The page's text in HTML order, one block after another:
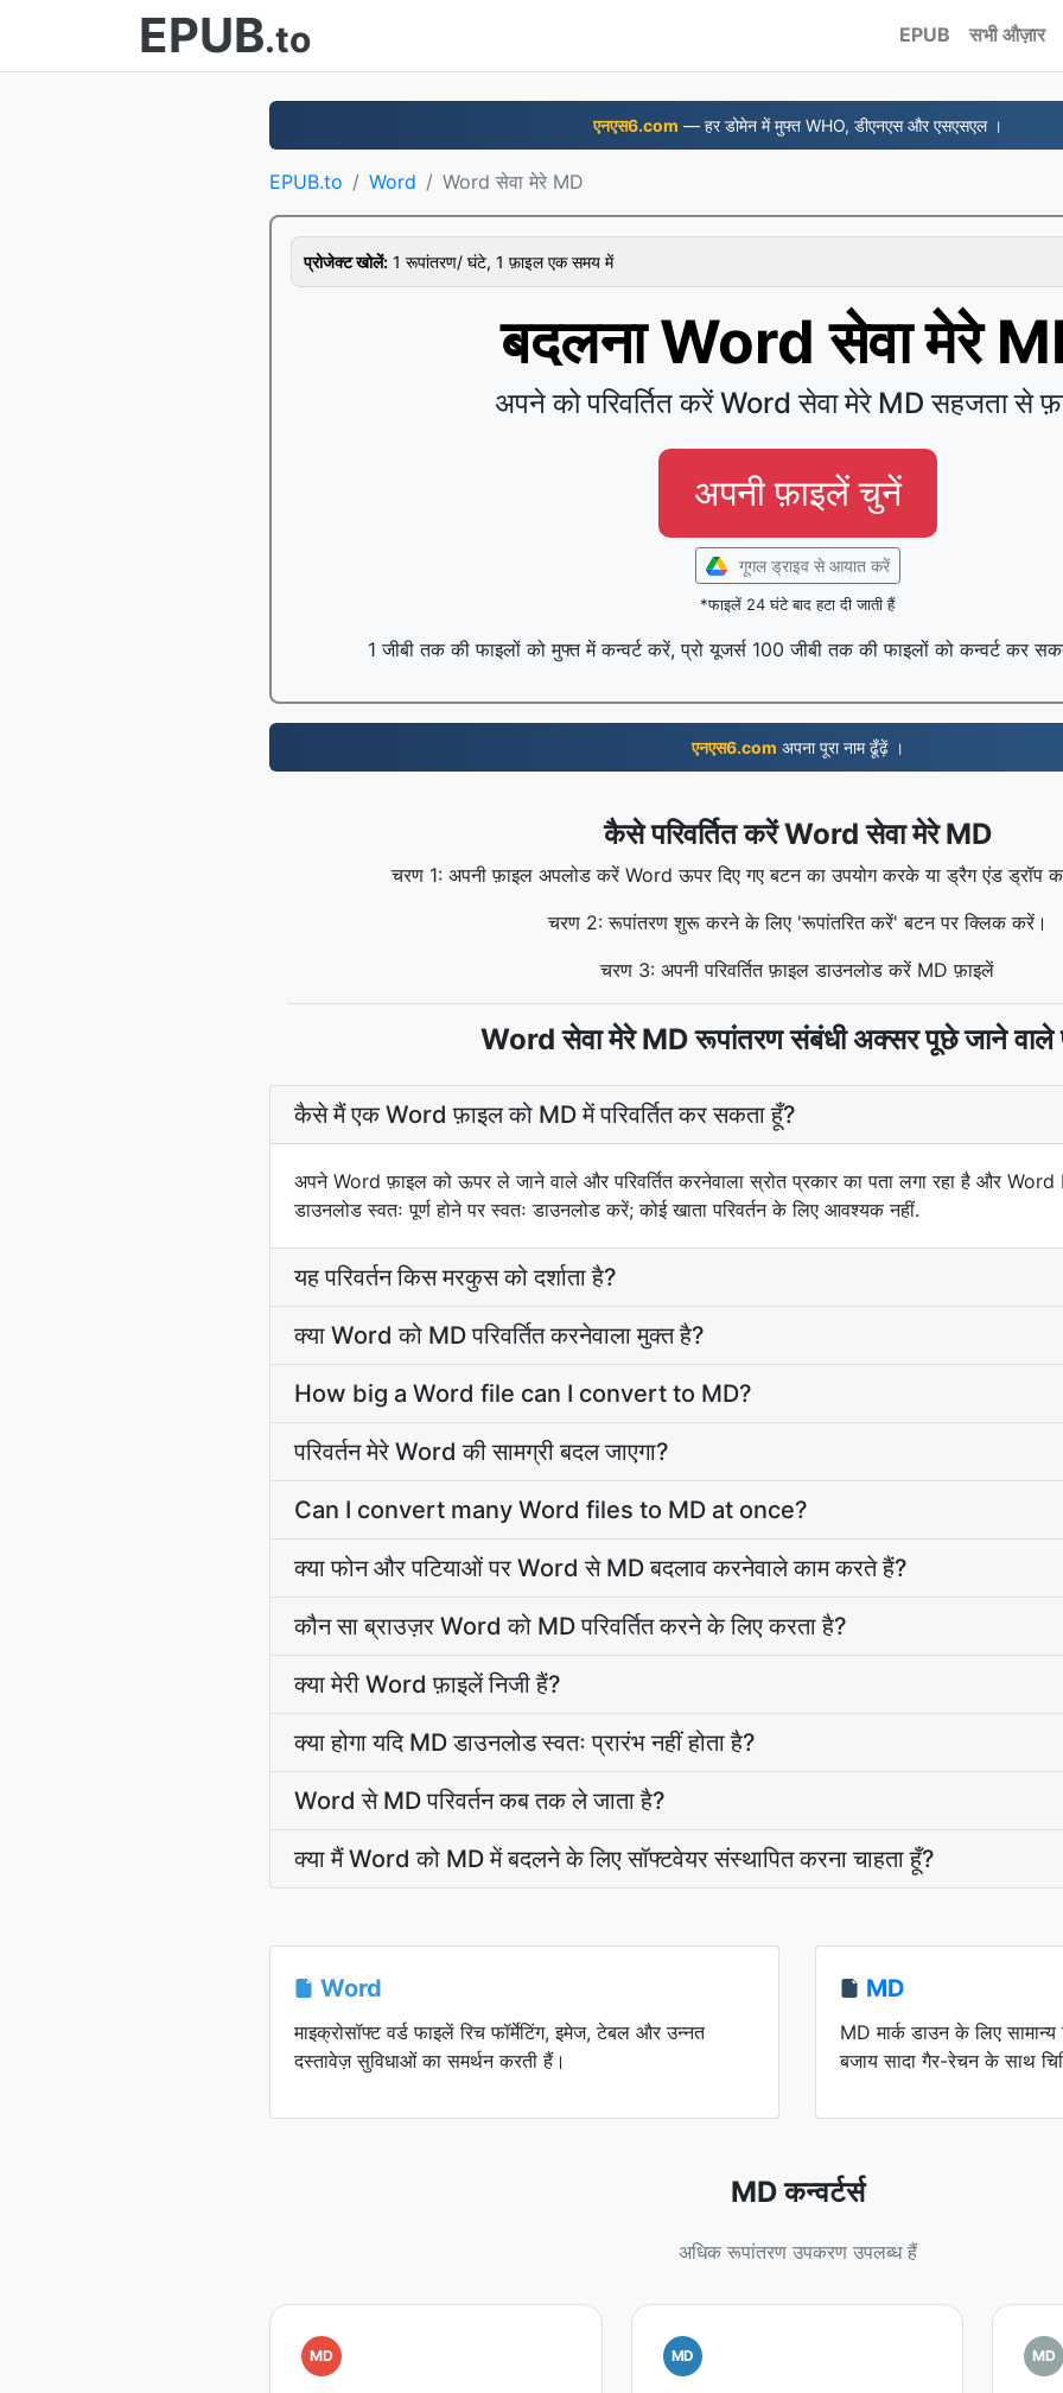
EPUB.to EPUB सभी औज़ार
एनएस6.com — हर डोमेन में मुफ्त WHO, डीएनएस और एसएसएल ।
EPUB.to Word Word सेवा मेरे MD
प्रोजेक्ट खोलें: 1 रूपांतरण/ घंटे, 1 फ़ाइल एक समय में
बदलना Word सेवा मेरे
अपने को परिवर्तित करें Word सेवा मेरे MD सहजता से
अपनी फ़ाइलें चुनें
गूगल ड्राइव से आयात करें
*फाइलें 24 घंटे बाद हटा दी जाती हैं
1 जीबी तक की फाइलों को मुफ्त में कन्वर्ट करें, प्रो यूजर्स 100 जीबी तक की फाइलों को कन्वर्ट कर
एनएस6.com अपना पूरा नाम ढूँढ़ें ।
कैसे परिवर्तित करें Word सेवा मेरे MD
चरण 1: अपनी फ़ाइल अपलोड करें Word ऊपर दिए गए बटन का उपयोग करके या ड्रैग एंड ड्रॉप
चरण 2: रूपांतरण शुरू करने के लिए 'रूपांतरित करें' बटन पर क्लिक करें।
चरण 3: अपनी परिवर्तित फ़ाइल डाउनलोड करें MD फ़ाइलें
Word सेवा मेरे MD रूपांतरण संबंधी अक्सर पूछे जाने वाले
कैसे मैं एक Word फ़ाइल को MD में परिवर्तित कर सकता हूँ?
अपने Word फ़ाइल को ऊपर ले जाने वाले और परिवर्तित करनेवाला स्रोत प्रकार का पता लगा रहा है और Word
डाउनलोड स्वतः पूर्ण होने पर स्वतः डाउनलोड करें; कोई खाता परिवर्तन के लिए आवश्यक नहीं.
यह परिवर्तन किस मरकुस को दर्शाता है?
क्या Word को MD परिवर्तित करनेवाला मुक्त है?
How big a Word file can I convert to MD?
परिवर्तन मेरे Word की सामग्री बदल जाएगा?
Can I convert many Word files to MD at once?
क्या फोन और पटियाओं पर Word से MD बदलाव करनेवाले काम करते हैं?
कौन सा ब्राउज़र Word को MD परिवर्तित करने के लिए करता है?
क्या मेरी Word फ़ाइलें निजी हैं?
क्या होगा यदि MD डाउनलोड स्वतः प्रारंभ नहीं होता है?
Word से MD परिवर्तन कब तक ले जाता है?
क्या मैं Word को MD में बदलने के लिए सॉफ्टवेयर संस्थापित करना चाहता हूँ?
Word
माइक्रोसॉफ्ट वर्ड फाइलें रिच फॉर्मेटिंग, इमेज, टेबल और उन्नत
दस्तावेज़ सुविधाओं का समर्थन करती हैं।
MD
MD मार्क डाउन के लिए
बजाय सादा गैर-रेचन के साथ
MD कन्वर्टर्स
अधिक रूपांतरण उपकरण उपलब्ध हैं
MD MD MD